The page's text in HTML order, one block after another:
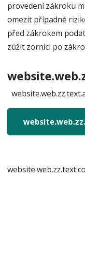
provedení zákroku
omezit případné
před zákrokem
zúžit zornici po